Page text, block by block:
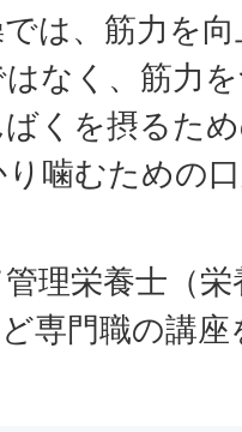
は、筋力を
なく、筋力
くを摂るた
噛むための
理栄養士（
専門職の講